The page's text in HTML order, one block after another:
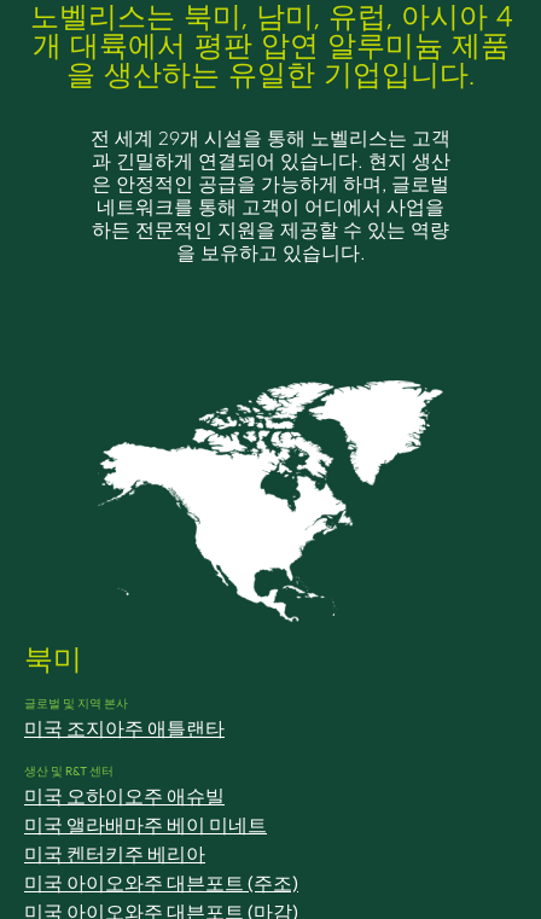
노벨리스는 북미, 남미, 유럽, 아시아 4
개 대륙에서 평판 압연 알루미늄 제품
을 생산하는 유일한 기업입니다.
전 세계 29개 시설을 통해 노벨리스는 고객
과 긴밀하게 연결되어 있습니다. 현지 생산
은 안정적인 공급을 가능하게 하며, 글로벌
네트워크를 통해 고객이 어디에서 사업을
하든 전문적인 지원을 제공할 수 있는 역량
을 보유하고 있습니다.
북미
글로벌 및 지역 본사
미국 조지아주 애틀랜타
생산 및 R&T 센터
미국 오하이오주 애슈빌
미국 앨라배마주 베이 미네트
미국 켄터키주 베리아
미국 아이오와주 대븐포트 (주조)
미국 아이오와주 대븐포트 (마감)